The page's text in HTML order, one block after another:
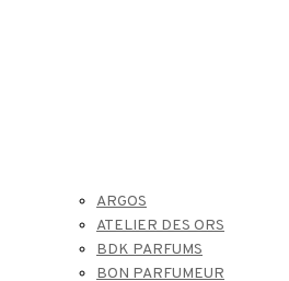
ARGOS
ATELIER DES ORS
BDK PARFUMS
BON PARFUMEUR